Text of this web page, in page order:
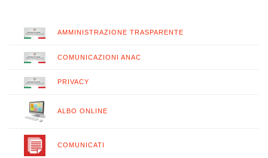
AMMINISTRAZIONE TRASPARENTE
COMUNICAZIONI ANAC
PRIVACY
ALBO ONLINE
COMUNICATI